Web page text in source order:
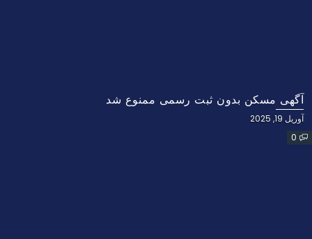
آگهی مسکن بدون ثبت رسمی ممنوع شد
آوریل 19, 2025
0